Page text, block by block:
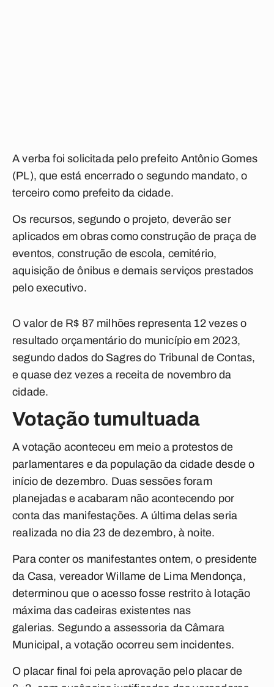
A verba foi solicitada pelo prefeito Antônio Gomes
(PL), que está encerrado o segundo mandato, o
terceiro como prefeito da cidade.
Os recursos, segundo o projeto, deverão ser
aplicados em obras como construção de praça de
eventos, construção de escola, cemitério,
aquisição de ônibus e demais serviços prestados
pelo executivo.
O valor de R$ 87 milhões representa 12 vezes o
resultado orçamentário do município em 2023,
segundo dados do Sagres do Tribunal de Contas,
e quase dez vezes a receita de novembro da
cidade.
Votação tumultuada
A votação aconteceu em meio a protestos de
parlamentares e da população da cidade desde o
início de dezembro. Duas sessões foram
planejadas e acabaram não acontecendo por
conta das manifestações. A última delas seria
realizada no dia 23 de dezembro, à noite.
Para conter os manifestantes ontem, o presidente
da Casa, vereador Willame de Lima Mendonça,
determinou que o acesso fosse restrito à lotação
máxima das cadeiras existentes nas
galerias. Segundo a assessoria da Câmara
Municipal, a votação ocorreu sem incidentes.
O placar final foi pela aprovação pelo placar de